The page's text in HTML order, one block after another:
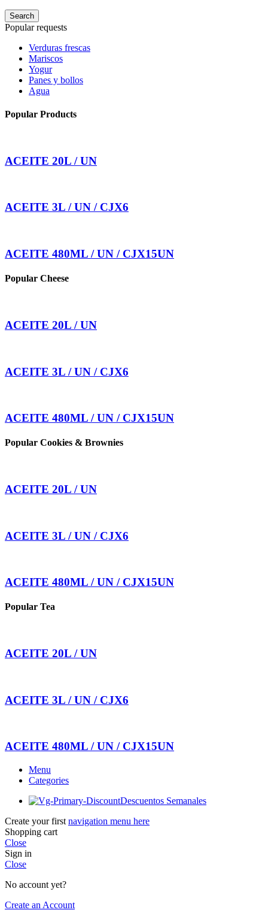
Search
Popular requests
Verduras frescas
Mariscos
Yogur
Panes y bollos
Agua
Popular Products
ACEITE 20L / UN
ACEITE 3L / UN / CJX6
ACEITE 480ML / UN / CJX15UN
Popular Cheese
ACEITE 20L / UN
ACEITE 3L / UN / CJX6
ACEITE 480ML / UN / CJX15UN
Popular Cookies & Brownies
ACEITE 20L / UN
ACEITE 3L / UN / CJX6
ACEITE 480ML / UN / CJX15UN
Popular Tea
ACEITE 20L / UN
ACEITE 3L / UN / CJX6
ACEITE 480ML / UN / CJX15UN
Menu
Categories
Descuentos Semanales
Create your first navigation menu here
Shopping cart
Close
Sign in
Close
No account yet?
Create an Account